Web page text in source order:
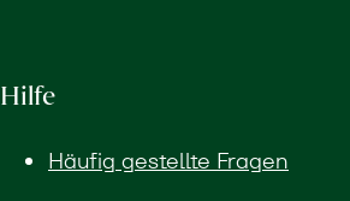
Hilfe
Häufig gestellte Fragen